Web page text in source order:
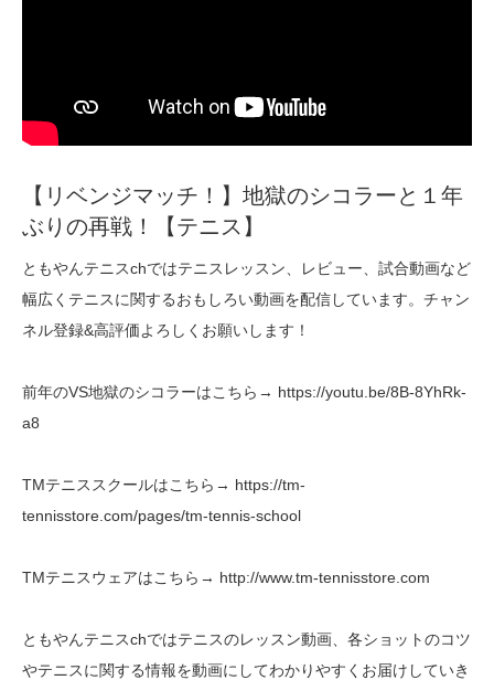
【リベンジマッチ！】地獄のシコラーと１年
ぶりの再戦！【テニス】
ともやんテニスchではテニスレッスン、レビュー、試合動画など
幅広くテニスに関するおもしろい動画を配信しています。チャン
ネル登録&高評価よろしくお願いします！
前年のVS地獄のシコラーはこちら→ https://youtu.be/8B-8YhRk-
a8
TMテニススクールはこちら→ https://tm-
tennisstore.com/pages/tm-tennis-school
TMテニスウェアはこちら→ http://www.tm-tennisstore.com
ともやんテニスchではテニスのレッスン動画、各ショットのコツ
やテニスに関する情報を動画にしてわかりやすくお届けしていき